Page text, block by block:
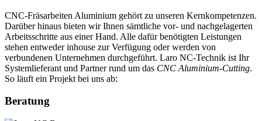
CNC-Fräsarbeiten Aluminium gehört zu unseren Kernkompetenzen.
Darüber hinaus bieten wir Ihnen sämtliche vor- und nachgelagerten
Arbeitsschritte aus einer Hand. Alle dafür benötigten Leistungen
stehen entweder inhouse zur Verfügung oder werden von
verbundenen Unternehmen durchgeführt. Laro NC-Technik ist Ihr
Systemlieferant und Partner rund um das CNC Aluminium-Cutting.
So läuft ein Projekt bei uns ab:
Beratung